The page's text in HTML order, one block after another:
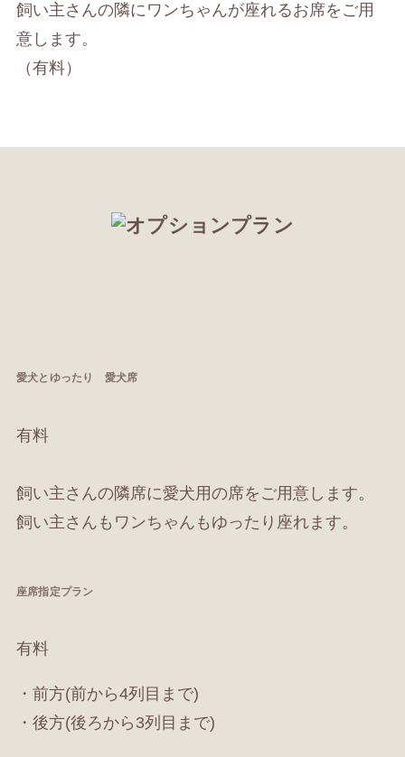
飼い主さんの隣にワンちゃんが座れるお席をご用
意します。
（有料）
愛犬とゆったり 愛犬席
有料
飼い主さんの隣席に愛犬用の席をご用意します。
飼い主さんもワンちゃんもゆったり座れます。
座席指定プラン
有料
・前方(前から4列目まで)
・後方(後ろから3列目まで)